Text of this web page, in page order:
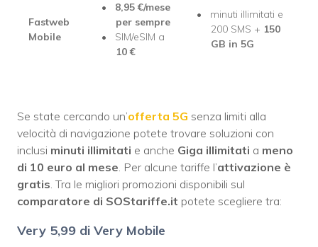
Fastweb
Mobile
8,95 €/mese
per sempre
SIM/eSIM a
10€
minuti illimitati e
200 SMS + 150
GB in 5G
Se state cercando un’offerta 5G senza limiti alla
velocità di navigazione potete trovare soluzioni con
inclusi minuti illimitati e anche Giga illimitati a meno
di 10 euro al mese. Per alcune tariffe l’attivazione è
gratis. Tra le migliori promozioni disponibili sul
comparatore di SOStariffe.it potete scegliere tra:
Very 5,99 di Very Mobile